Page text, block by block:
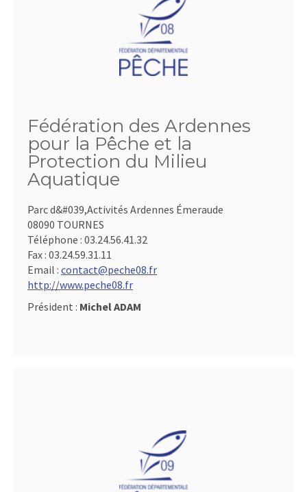
Fédération des Ardennes
pour la Pêche et la
Protection du Milieu
Aquatique
Parc d&#039,Activités Ardennes Émeraude
08090 TOURNES
Téléphone : 03.24.56.41.32
Fax : 03.24.59.31.11
Email : contact@peche08.fr
http://www.peche08.fr
Président : Michel ADAM